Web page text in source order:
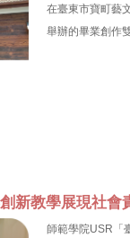
在臺東市寶町藝
舉辦的畢業創作
新教學展現社會
師範學院USR「